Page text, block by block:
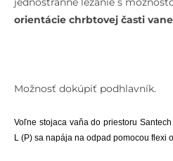
orientácie chrbtovej časti vane
Možnosť dokúpiť podhlavník.
Voľne stojaca vaňa do priestoru Santech
L (P) sa napája na odpad pomocou flexi